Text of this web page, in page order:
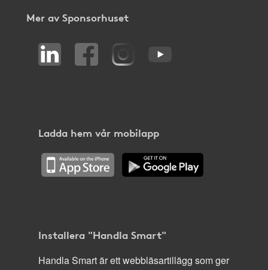
Mer av Sponsorhuset
Ladda hem vår mobilapp
Installera "Handla Smart"
Handla Smart är ett webbläsartillägg som ger